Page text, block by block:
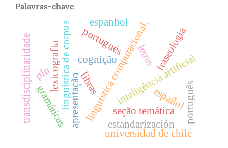
Palavras-chave
linguística de corpuslinguística computacional.
inteligência artificial
letras
apresentação seção temática
cognição
estandarización
gramáticas
universidad de chile
portugués
españolportuguês
espanhol
libras
lexicografia fraseologia
pln
transdisciplinaridade